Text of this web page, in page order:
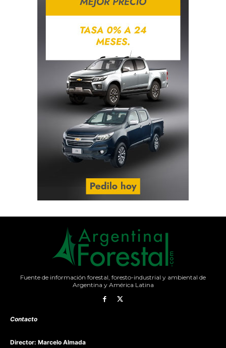
Fuente de información forestal, foresto-industrial y ambiental de
Argentina y América Latina
Contacto
Director: Marcelo Almada